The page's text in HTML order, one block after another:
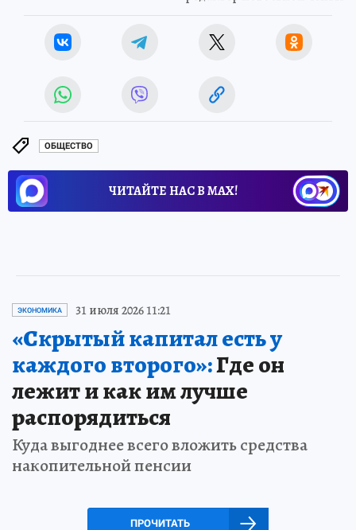
ОБЩЕСТВО
ЧИТАЙТЕ НАС В МАХ!
ЭКОНОМИКА 31 июля 2026 11:21
«Скрытый капитал есть у
каждого второго»:Где он
лежит и как им лучше
распорядиться
Куда выгоднее всего вложить средства
накопительной пенсии
ПРОЧИТАТЬ